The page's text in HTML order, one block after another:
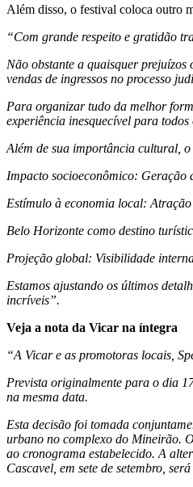
Além disso, o festival coloca outro
“Com grande respeito e gratidão
Não obstante a quaisquer
vendas de ingressos no processo
Para organizar tudo da melhor
experiência inesquecível para
Além de sua importância cultural,
Impacto socioeconômico: Geração
Estímulo à economia local:
Belo Horizonte como destino
Projeção global: Visibilidade
Estamos ajustando os últimos
incríveis”.
Veja a nota da Vicar na íntegra
“A Vicar e as promotoras locais,
Prevista originalmente para o dia
na mesma data.
Esta decisão foi tomada
urbano no complexo do Mineirão.
ao cronograma estabelecido. A
Cascavel, em sete de setembro,